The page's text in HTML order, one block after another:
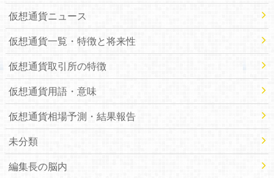
仮想通貨ニュース
仮想通貨一覧・特徴と将来性
仮想通貨取引所の特徴
仮想通貨用語・意味
仮想通貨相場予測・結果報告
未分類
編集長の脳内